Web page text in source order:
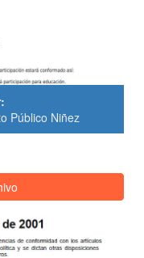
Público Niñez